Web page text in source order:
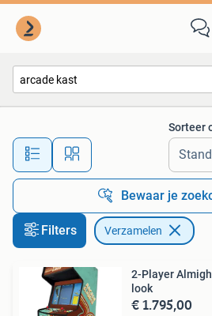
Alle afstanden…
Sorteer
Bewaar je
Filters Verzamelen
2-Player
look
€ 1.795,00